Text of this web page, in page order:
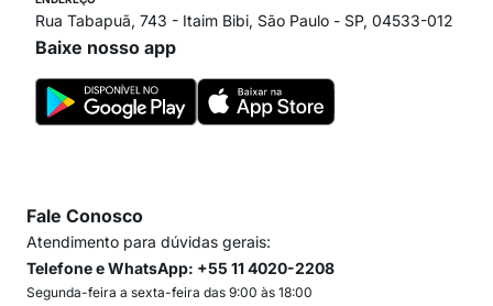
Rua Tabapuã, 743 - Itaim Bibi, São Paulo - SP, 04533-012
Baixe nosso app
Fale Conosco
Atendimento para dúvidas gerais:
Telefone e WhatsApp: +55 11 4020-2208
Segunda-feira a sexta-feira das 9:00 às 18:00